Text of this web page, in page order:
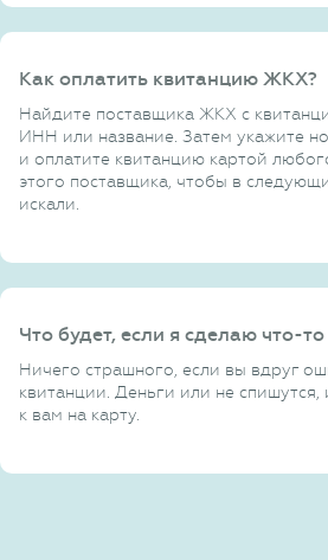
Как оплатить квитанцию ЖКХ?
Найдите поставщика ЖКХ с
ИНН или название. Затем укажите
и оплатите квитанцию картой
этого поставщика, чтобы в
искали.
Что будет, если я сделаю что-то
Ничего страшного, если вы вдруг
квитанции. Деньги или не спишутся,
к вам на карту.